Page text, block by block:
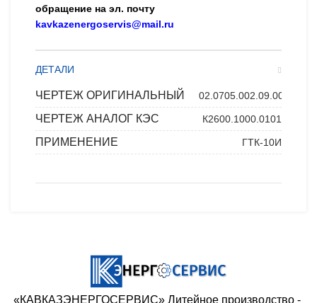
обращение на эл. почту
kavkazenergoservis@mail.ru
ДЕТАЛИ
ЧЕРТЕЖ ОРИГИНАЛЬНЫЙ 02.0705.002.09.00
ЧЕРТЕЖ АНАЛОГ КЭС К2600.1000.0101
ПРИМЕНЕНИЕ ГТК-10И
«КАВКАЗЭНЕРГОСЕРВИС» ​Литейное производство - ​